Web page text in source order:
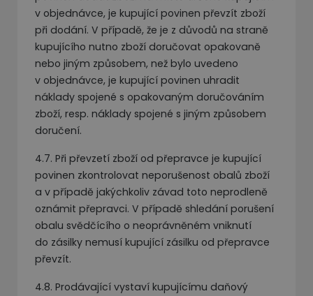
v objednávce, je kupující povinen převzít zboží
při dodání. V případě, že je z důvodů na straně
kupujícího nutno zboží doručovat opakovaně
nebo jiným způsobem, než bylo uvedeno
v objednávce, je kupující povinen uhradit
náklady spojené s opakovaným doručováním
zboží, resp. náklady spojené s jiným způsobem
doručení.
4.7. Při převzetí zboží od přepravce je kupující
povinen zkontrolovat neporušenost obalů zboží
a v případě jakýchkoliv závad toto neprodleně
oznámit přepravci. V případě shledání porušení
obalu svědčícího o neoprávněném vniknutí
do zásilky nemusí kupující zásilku od přepravce
převzít.
4.8. Prodávající vystaví kupujícímu daňový